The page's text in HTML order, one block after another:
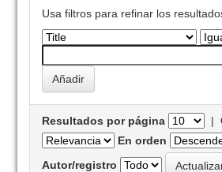
Usa filtros para refinar los
Resultados por página |
En orden
Autor/registro